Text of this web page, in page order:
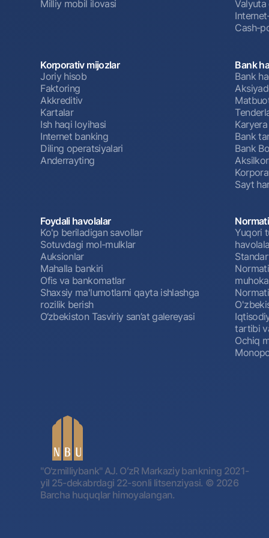
Milliy mobil ilovasi
Valyuta
Cash-
Korporativ mijozlar
Joriy hisob
Faktoring
Akkreditiv
Kartalar
Ish haqi loyihasi
Internet banking
Diling operatsiyalari
Anderrayting
Bank
Bank
Karyera
Bank
Bank
Sayt
Foydali havolalar
Ko'p beriladigan savollar
Sotuvdagi mol-mulklar
Auksionlar
Mahalla bankiri
Ofis va bankomatlar
Shaxsiy ma'lumotlarni qayta ishlashga
rozilik berish
O‘zbekiston Tasviriy san’at galereyasi
Yuqori
tartibi
Ochiq
"O'zmilliybank" AJ. OʻzR Markaziy bankning 2021-
yil 25-dekabrdagi 22-sonli litsenziyasi. © 2026
Barcha huquqlar himoyalangan.